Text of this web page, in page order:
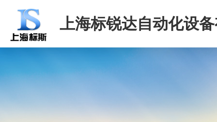
上海标锐达自动化设
司